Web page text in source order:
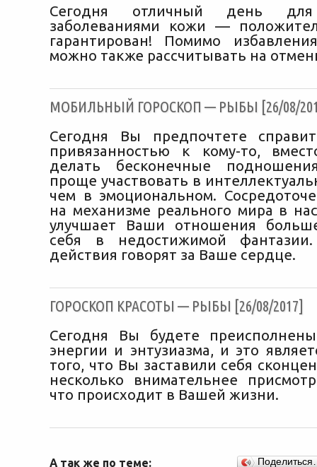
Сегодня отличный день
заболеваниями кожи —
гарантирован! Помимо
можно также рассчитывать на
МОБИЛЬНЫЙ ГОРОСКОП — РЫБЫ [26/08/
Сегодня Вы предпочтете
привязанностью к кому-то,
делать бесконечные
проще участвовать в
чем в эмоциональном.
на механизме реального мира в
улучшает Ваши отношения
себя в недостижимой
действия говорят за Ваше сердце.
ГОРОСКОП КРАСОТЫ — РЫБЫ [26/08/2017]
Сегодня Вы будете
энергии и энтузиазма, и это
того, что Вы заставили себя
несколько внимательнее
что происходит в Вашей жизни.
А так же по теме: